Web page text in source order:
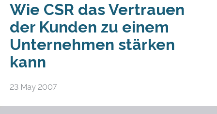
Wie CSR das Vertrauen
der Kunden zu einem
Unternehmen stärken
kann
23 May 2007